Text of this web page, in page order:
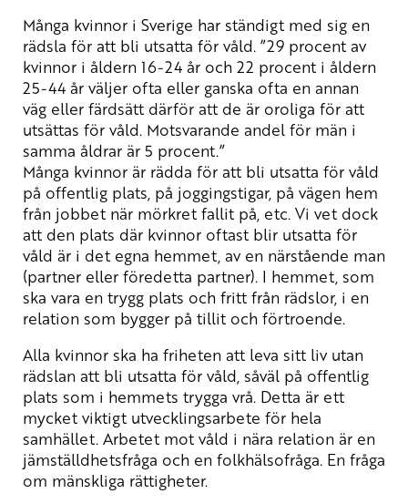
Många kvinnor i Sverige har ständigt med sig en
rädsla för att bli utsatta för våld. ”29 procent av
kvinnor i åldern 16-24 år och 22 procent i åldern
25-44 år väljer ofta eller ganska ofta en annan
väg eller färdsätt därför att de är oroliga för att
utsättas för våld. Motsvarande andel för män i
samma åldrar är 5 procent.”
Många kvinnor är rädda för att bli utsatta för våld
på offentlig plats, på joggingstigar, på vägen hem
från jobbet när mörkret fallit på, etc. Vi vet dock
att den plats där kvinnor oftast blir utsatta för
våld är i det egna hemmet, av en närstående man
(partner eller föredetta partner). I hemmet, som
ska vara en trygg plats och fritt från rädslor, i en
relation som bygger på tillit och förtroende.
Alla kvinnor ska ha friheten att leva sitt liv utan
rädslan att bli utsatta för våld, såväl på offentlig
plats som i hemmets trygga vrå. Detta är ett
mycket viktigt utvecklingsarbete för hela
samhället. Arbetet mot våld i nära relation är en
jämställdhetsfråga och en folkhälsofråga. En fråga
om mänskliga rättigheter.